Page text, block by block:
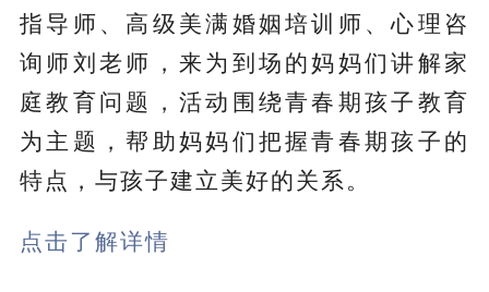
指导师、高级美满婚姻培训师、心理咨
询师刘老师，来为到场的妈妈们讲解家
庭教育问题，活动围绕青春期孩子教育
为主题，帮助妈妈们把握青春期孩子的
特点，与孩子建立美好的关系。
点击了解详情